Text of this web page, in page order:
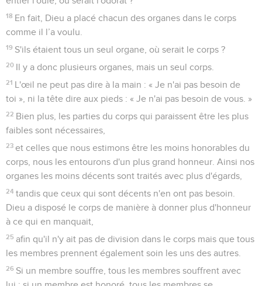
18 En fait, Dieu a placé chacun des organes dans le corps
comme il l’a voulu.
19 S'ils étaient tous un seul organe, où serait le corps ?
20 Il y a donc plusieurs organes, mais un seul corps.
21 L'œil ne peut pas dire à la main : « Je n'ai pas besoin de
toi », ni la tête dire aux pieds : « Je n'ai pas besoin de vous. »
22 Bien plus, les parties du corps qui paraissent être les plus
faibles sont nécessaires,
23 et celles que nous estimons être les moins honorables du
corps, nous les entourons d'un plus grand honneur. Ainsi nos
organes les moins décents sont traités avec plus d'égards,
24 tandis que ceux qui sont décents n'en ont pas besoin.
Dieu a disposé le corps de manière à donner plus d'honneur
à ce qui en manquait,
25 afin qu'il n'y ait pas de division dans le corps mais que tous
les membres prennent également soin les uns des autres.
26 Si un membre souffre, tous les membres souffrent avec